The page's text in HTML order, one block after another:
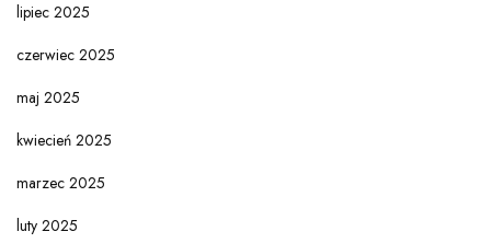
lipiec 2025
czerwiec 2025
maj 2025
kwiecień 2025
marzec 2025
luty 2025